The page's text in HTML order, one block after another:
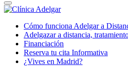
Cómo funciona Adelgar a
Adelgazar a distancia,
Financiación
Reserva tu cita Informativa
¿Vives en Madrid?